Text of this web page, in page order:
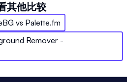
其他比较
vs Palette.fm
Remover -